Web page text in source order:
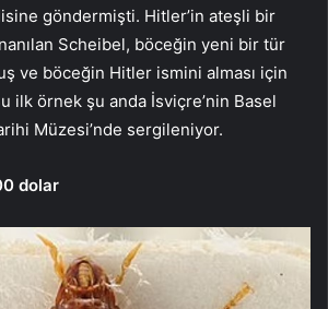
göndermişti. Hitler’in ateşli bir
Scheibel, böceğin yeni bir tür
ve böceğin Hitler ismini alması için
ilk örnek şu anda İsviçre’nin Basel
Müzesi’nde sergileniyor.
dolar